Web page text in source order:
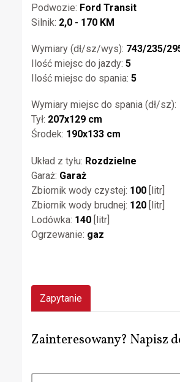
Podwozie: Ford Transit
Silnik: 2,0 - 170 KM
Wymiary (dł/sz/wys): 743/235/
Ilość miejsc do jazdy: 5
Ilość miejsc do spania: 5
Wymiary miejsc do spania (dł/sz):
Tył: 207x129 cm
Środek: 190x133 cm
Układ z tyłu: Rozdzielne
Garaż: Garaż
Zbiornik wody czystej: 100[litr]
Zbiornik wody brudnej: 120[litr]
Lodówka: 140[litr]
Ogrzewanie: gaz
Zapytanie
Zainteresowany? Napisz